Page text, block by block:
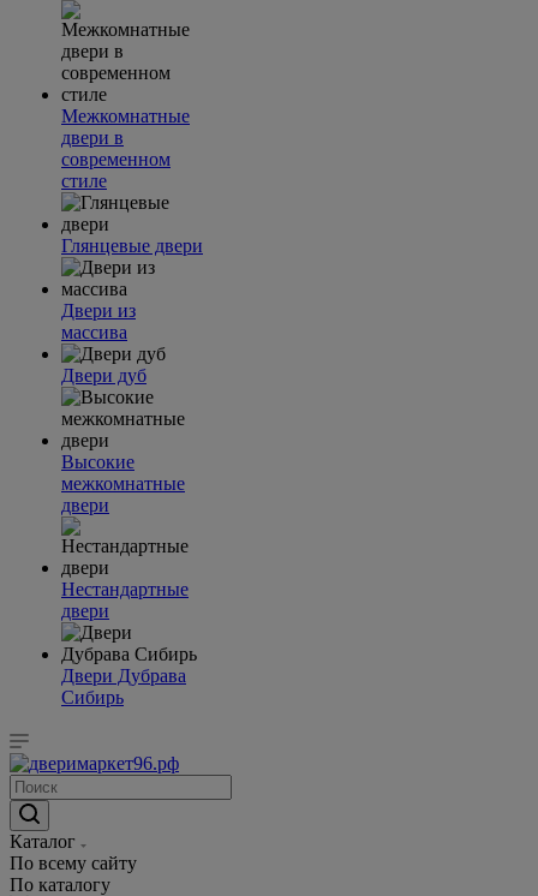
Межкомнатные
двери в
современном
стиле
Глянцевые двери
Двери из
массива
Двери дуб
Высокие
межкомнатные
двери
Нестандартные
двери
Двери Дубрава
Сибирь
Каталог
По всему сайту
По каталогу